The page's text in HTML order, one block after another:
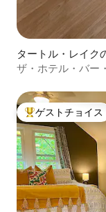
タートル・レイク
ザ・ホテル・バー
大好評のゲストチ
ゲストチョイス